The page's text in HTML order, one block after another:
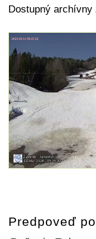
Dostupný archívny
Predpoveď